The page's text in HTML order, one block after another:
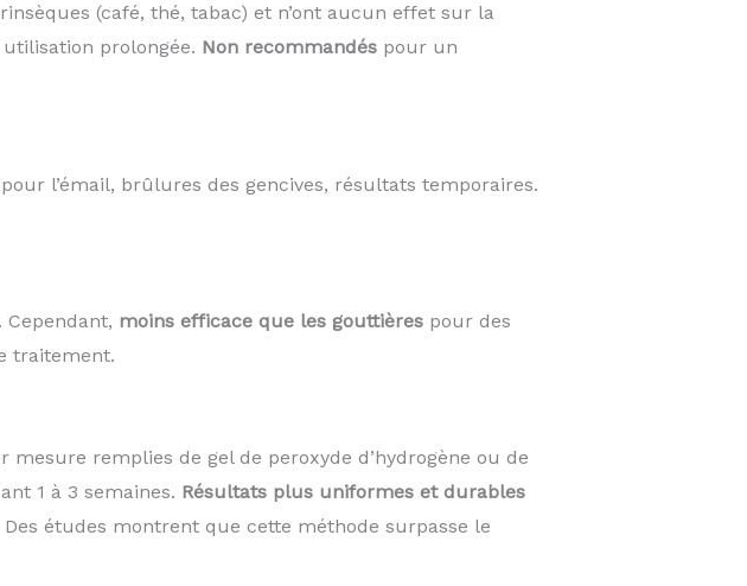
(café, thé, tabac) et n’ont aucun effet sur la
prolongée. Non recommandéspour un
l’émail, brûlures des gencives, résultats temporaires.
moins efficace que les gouttièrespour des
traitement.
remplies de gel de peroxyde d’hydrogène ou de
1 à 3 semaines. Résultats plus uniformes et durables
études montrent que cette méthode surpasse le